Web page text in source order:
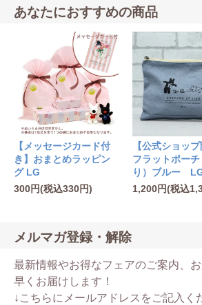
あなたにおすすめの商品
【メッセージカード付
き】おまとめラッピン
グ LG
300円(税込330円)
【公式ショップ
フラットポーチ
り）ブルー
1,200円(税込
メルマガ登録・解除
最新情報やお得なフェアのご案内、
早くお届けします！
↓こちらにメールアドレスをご記入く